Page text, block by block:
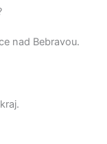
nad Bebravou.
.